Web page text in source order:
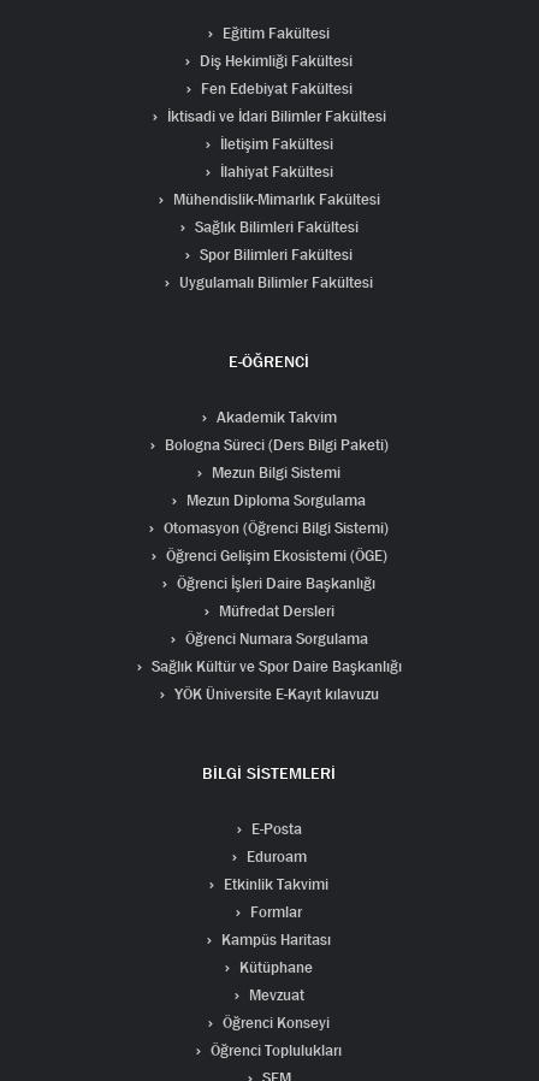
Eğitim Fakültesi
Diş Hekimliği Fakültesi
Fen Edebiyat Fakültesi
İktisadi ve İdari Bilimler Fakültesi
İletişim Fakültesi
İlahiyat Fakültesi
Mühendislik-Mimarlık Fakültesi
Sağlık Bilimleri Fakültesi
Spor Bilimleri Fakültesi
Uygulamalı Bilimler Fakültesi
E-ÖĞRENCİ
Akademik Takvim
Bologna Süreci (Ders Bilgi Paketi)
Mezun Bilgi Sistemi
Mezun Diploma Sorgulama
Otomasyon (Öğrenci Bilgi Sistemi)
Öğrenci Gelişim Ekosistemi (ÖGE)
Öğrenci İşleri Daire Başkanlığı
Müfredat Dersleri
Öğrenci Numara Sorgulama
Sağlık Kültür ve Spor Daire Başkanlığı
YÖK Üniversite E-Kayıt kılavuzu
BİLGİ SİSTEMLERİ
E-Posta
Eduroam
Etkinlik Takvimi
Formlar
Kampüs Haritası
Kütüphane
Mevzuat
Öğrenci Konseyi
Öğrenci Toplulukları